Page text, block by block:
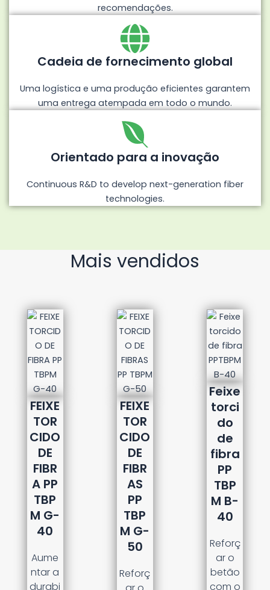
recomendações.
Cadeia de fornecimento global
Uma logística e uma produção eficientes garantem
uma entrega atempada em todo o mundo.
Orientado para a inovação
Continuous R&D to develop next-generation fiber
technologies.
Mais vendidos
FEIXE
TOR
CIDO
DE
FIBR
A PP
TBP
M G-
40
Aume
ntar a
durabi
FEIXE
TOR
CIDO
DE
FIBR
AS
PP
TBP
M G-
50
Reforç
Feixe
torci
do
de
fibra
PP
TBP
M B-
40
Reforç
ar o
betão
com o